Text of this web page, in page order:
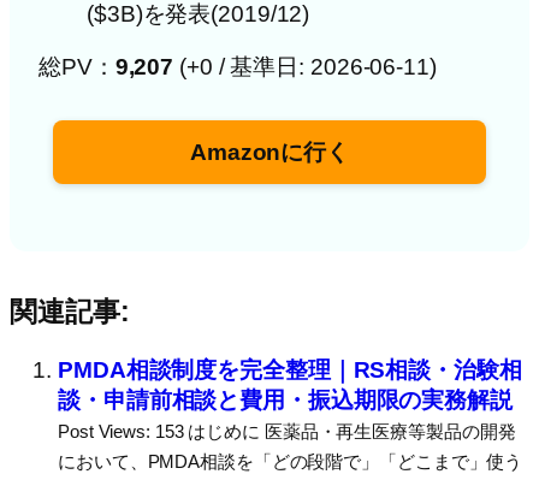
($3B)を発表(2019/12)
総PV： 9,207 (+0 / 基準日: 2026-06-11)
Amazonに行く
関連記事:
PMDA相談制度を完全整理｜RS相談・治験相
談・申請前相談と費用・振込期限の実務解説
Post Views: 153 はじめに 医薬品・再生医療等製品の開発
において、PMDA相談を「どの段階で」「どこまで」使う